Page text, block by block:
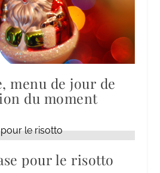
menu de jour de
du moment
pour le risotto